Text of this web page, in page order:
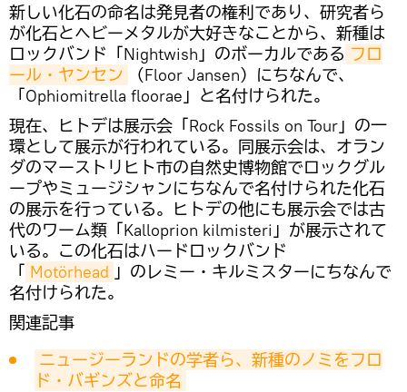
新しい化石の命名は発見者の権利であり、研究者ら
が化石とヘビーメタルが大好きなことから、新種は
ロックバンド「Nightwish」のボーカルである フロ
ール・ヤンセン
（Floor Jansen）にちなんで、
「Ophiomitrella floorae」と名付けられた。
現在、ヒトデは展示会「Rock Fossils on Tour」の一
環として展示が行われている。同展示会は、オラン
ダのマーストリヒト市の自然史博物館でロックグル
ープやミュージシャンにちなんで名付けられた化石
の展示を行っている。ヒトデの他にも展示会では古
代のワーム類「Kalloprion kilmisteri」が展示されて
いる。この化石はハードロックバンド
「 Motörhead 」のレミー・キルミスターにちなんで
名付けられた。
関連記事
ニュージーランドの学者ら、新種のノミをフロ
ド・バギンズと命名